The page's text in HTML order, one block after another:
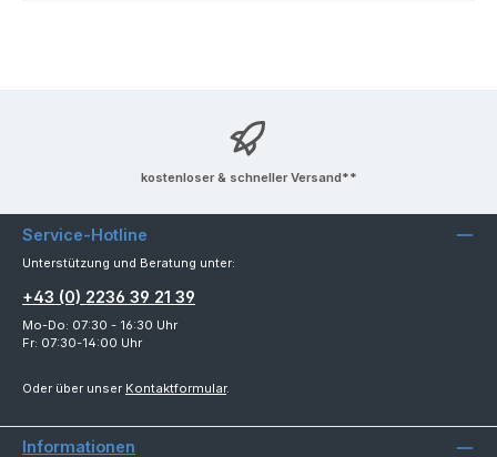
kostenloser & schneller Versand**
Service-Hotline
Unterstützung und Beratung unter:
+43 (0) 2236 39 21 39
Mo-Do: 07:30 - 16:30 Uhr
Fr: 07:30-14:00 Uhr
Oder über unser Kontaktformular.
Informationen